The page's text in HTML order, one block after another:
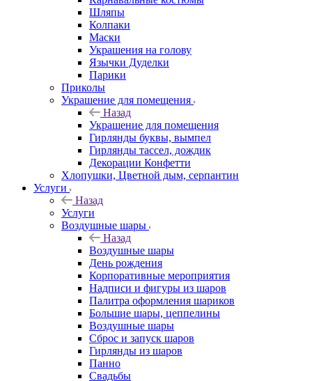
Шляпы
Колпаки
Маски
Украшения на голову
Язычки Дуделки
Парики
Приколы
Украшение для помещения
Назад
Украшение для помещения
Гирлянды буквы, вымпел
Гирлянды тассел, дождик
Декорации Конфетти
Хлопушки, Цветной дым, серпантин
Услуги
Назад
Услуги
Воздушные шары
Назад
Воздушные шары
День рождения
Корпоративные мероприятия
Надписи и фигуры из шаров
Палитра оформления шариков
Большие шары, цеппелины
Воздушные шары
Сброс и запуск шаров
Гирлянды из шаров
Панно
Свадьбы